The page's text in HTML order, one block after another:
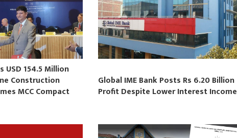
USD 154.5 Million
Construction
MCC Compact
Global IME Bank Posts Rs 6.20 Billion
Profit Despite Lower Interest Income